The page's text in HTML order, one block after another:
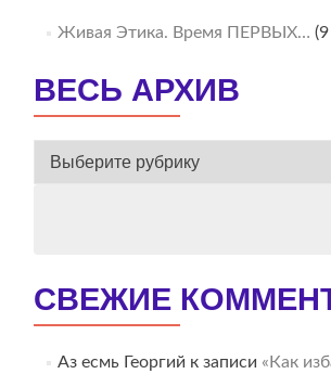
Живая Этика. Время ПЕРВЫХ…
ВЕСЬ АРХИВ
ВЕСЬ
СВЕЖИЕ
Аз есмь Георгий к записи «Как